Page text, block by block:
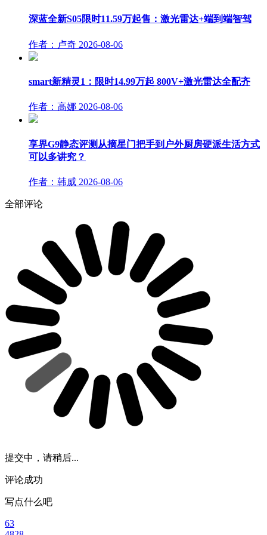
深蓝全新S05限时11.59万起售：激光雷达+端到端智驾
作者：卢奇 2026-08-06
smart新精灵1：限时14.99万起 800V+激光雷达全配齐
作者：高娜 2026-08-06
享界G9静态评测从摘星门把手到户外厨房硬派生活方式
可以多讲究？
作者：韩威 2026-08-06
全部评论
提交中，请稍后...
评论成功
写点什么吧
63